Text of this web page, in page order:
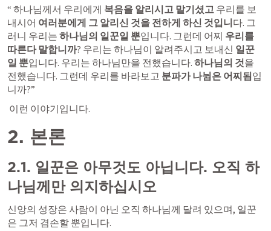
“ 하나님께서 우리에게 복음을 알리시고 맡기셨고 우리를 보
내시어 여러분에게 그 알리신 것을 전하게 하신 것입니다. 그
러니 우리는 하나님의 일꾼일 뿐입니다. 그런데 어찌 우리를
따른다 말합니까? 우리는 하나님이 알려주시고 보내신 일꾼
일 뿐입니다. 우리는 하나님만을 전했습니다. 하나님의 것을
전했습니다. 그런데 우리를 바라보고 분파가 나뉨은 어찌됨입
니까?”
이런 이야기입니다.
2. 본론
2.1. 일꾼은 아무것도 아닙니다. 오직 하
나님께만 의지하십시오
신앙의 성장은 사람이 아닌 오직 하나님께 달려 있으며, 일꾼
은 그저 겸손할 뿐입니다.